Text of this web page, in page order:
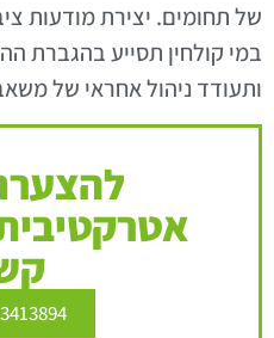
של תחומים. יצירת מודעות
במי קולחין תסייע בהגברת
ותעודד ניהול אחראי של